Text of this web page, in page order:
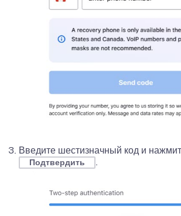
Введите шестизначный код и
Подтвердить .